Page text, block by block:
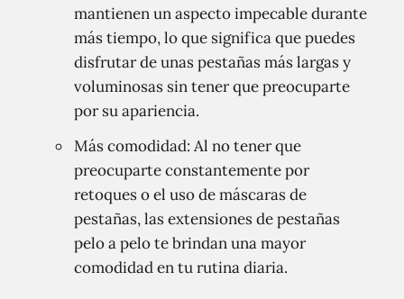
mantienen un aspecto impecable durante
más tiempo, lo que significa que puedes
disfrutar de unas pestañas más largas y
voluminosas sin tener que preocuparte
por su apariencia.
Más comodidad: Al no tener que
preocuparte constantemente por
retoques o el uso de máscaras de
pestañas, las extensiones de pestañas
pelo a pelo te brindan una mayor
comodidad en tu rutina diaria.